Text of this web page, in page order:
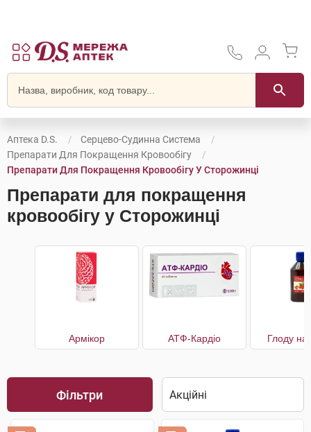
Аптека D.S.
Серцево-Судинна Система
Препарати Для Покращення Кровообігу
Препарати Для Покращення Кровообігу У Сторожинці
Препарати для покращення
кровообігу у Сторожинці
Армікор АТФ-Кардіо Глоду
Фільтри